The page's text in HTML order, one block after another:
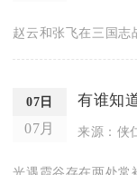
07日
07月 来源：侠